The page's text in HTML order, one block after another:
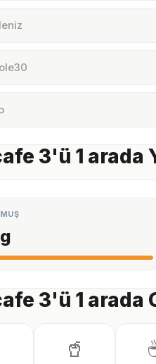
3'ü 1 arada
g
3'ü 1 arada
🥤